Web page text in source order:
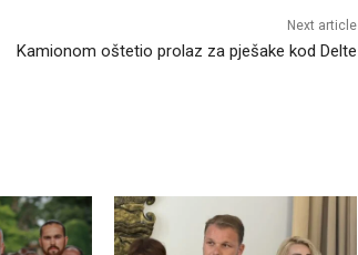
Next article
Kamionom oštetio prolaz za pješake kod Delte